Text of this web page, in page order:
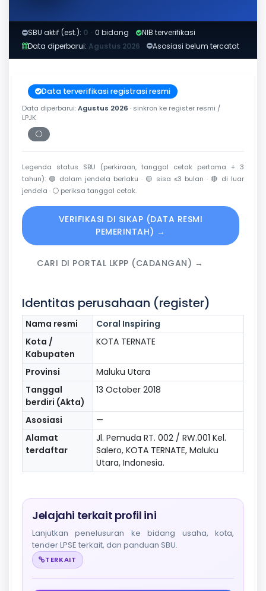
SBU aktif (est.): 0 · 0 bidang
NIB terverifikasi
Data diperbarui: Agustus 2026 Asosiasi belum tercatat
Data terverifikasi registrasi resmi
Data diperbarui:Agustus 2026 · sinkron ke register resmi /
LPJK
⚪
Periksa tanggal cetak
Legenda status SBU (perkiraan, tanggal cetak pertama + 3
tahun): 🟢 dalam jendela berlaku · 🟡 sisa ≤3 bulan · 🔴 di luar
jendela · ⚪ periksa tanggal cetak.
VERIFIKASI DI SIKAP (DATA RESMI
PEMERINTAH) →
CARI DI PORTAL LKPP (CADANGAN) →
Identitas perusahaan (register)
Nama resmi
Coral Inspiring
Kota /
Kabupaten
KOTA TERNATE
Provinsi
Maluku Utara
Tanggal
berdiri (Akta)
13 October 2018
Asosiasi
—
Alamat
terdaftar
Jl. Pemuda RT. 002 / RW.001 Kel.
Salero, KOTA TERNATE, Maluku
Utara, Indonesia.
Jelajahi terkait profil ini
Lanjutkan penelusuran ke bidang usaha, kota,
tender LPSE terkait, dan panduan SBU.
TERKAIT